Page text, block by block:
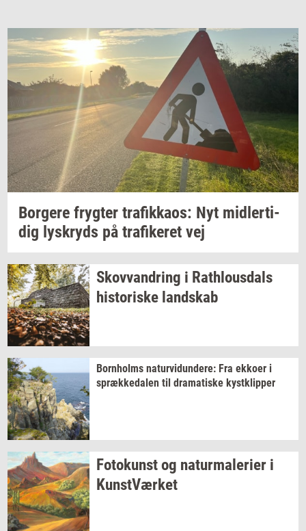
Bor­ge­re fryg­ter tra­fik­ka­os: Nyt mid­ler­ti­
dig lys­kryds på tra­fi­ke­ret vej
Sko­vvan­dring i Rat­hlous­dals
hi­sto­ri­ske land­skab
Born­holms na­tur­vi­dun­de­re: Fra ek­ko­er i
spræk­ke­da­len til dra­ma­ti­ske kyst­klip­per
Fo­to­kunstog na­tur­ma­le­ri­er i
Kunst­Vær­ket